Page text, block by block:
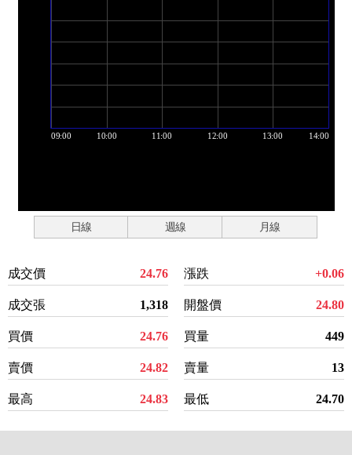
日線 週線 月線
成交價 24.76
成交張 1,318
買價 24.76
賣價 24.82
最高 24.83
漲跌 +0.06
開盤價 24.80
買量 449
賣量 13
最低 24.70